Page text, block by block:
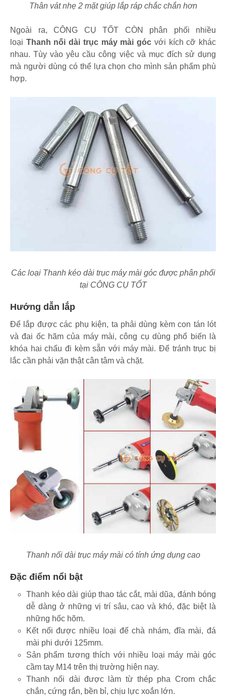
Thân vát nhẹ 2 mặt giúp lắp ráp chắc chắn hơn
Ngoài ra, CÔNG CỤ TỐT CÒN phân phối nhiều
loại Thanh nối dài trục máy mài góc với kích cỡ khác
nhau. Tùy vào yêu cầu công việc và mục đích sử dụng
mà người dùng có thể lựa chọn cho mình sản phẩm phù
hợp.
Các loại Thanh kéo dài trục máy mài góc được phân phối
tại CÔNG CỤ TỐT
Hướng dẫn lắp
Để lắp được các phụ kiện, ta phải dùng kèm con tán lót
và đai ốc hãm của máy mài, công cụ dùng phổ biến là
khóa hai chấu đi kèm sẵn với máy mài. Để tránh trục bị
lắc cần phải vặn thật cân tâm và chặt.
Thanh nối dài trục máy mài có tính ứng dụng cao
Đặc điểm nổi bật
Thanh kéo dài giúp thao tác cắt, mài dũa, đánh bóng
dễ dàng ở những vị trí sâu, cao và khó, đặc biệt là
những hốc hõm.
Kết nối được nhiều loại đế chà nhám, đĩa mài, đá
mài phi dưới 125mm.
Sản phẩm tương thích với nhiều loại máy mài góc
cầm tay M14 trên thị trường hiện nay.
Thanh nối dài được làm từ thép pha Crom chắc
chắn, cứng rắn, bền bỉ, chịu lực xoắn lớn.